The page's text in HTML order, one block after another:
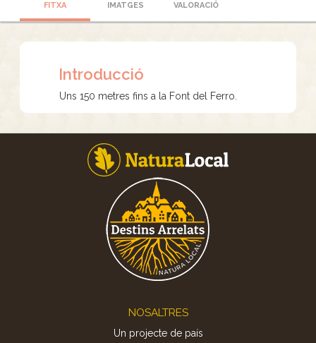
FITXA IMATGES VALORACIÓ
Introducció
Uns 150 metres fins a la Font del Ferro.
NOSALTRES
Un projecte de país